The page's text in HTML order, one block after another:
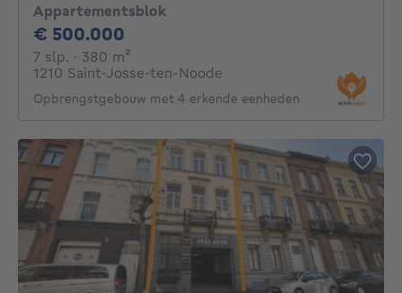
Appartementsblok
€ 500.000
7 slp. 7 slaapkamers
· 380 m²
1210 Saint-Josse-ten-Noode
Opbrengstgebouw met 4 erkende eenheden